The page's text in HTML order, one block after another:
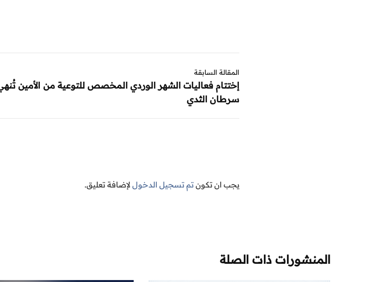
المقالة السابقة
إختتام فعاليات الشهر الوردي المخصص للتوعية من
سرطان الثدي
الأمين
يجب ان تكون تم تسجيل الدخول لإضافة تعليق.
المنشورات ذات الصلة